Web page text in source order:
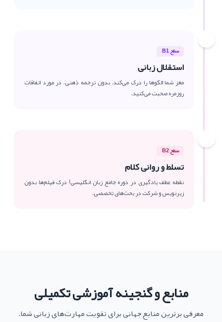
سطح B1
استقلال زبانی
مغز شما الگوها را درک می‌کند. بدون ترجمه ذهنی، در مورد اتفاقات
روزمره صحبت می‌کنید.
سطح B2
تسلط و روانی کلام
نقطه عطف یادگیری در دوره جامع زبان انگلیسی! درک فیلم‌ها بدون
زیرنویس و شرکت در بحث‌های تخصصی.
منابع و گنجینه آموزشی تکمیلی
معرفی برترین منابع جهانی برای تقویت مهارت‌های زبانی شما.